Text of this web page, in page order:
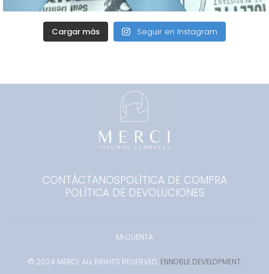
Cargar más Seguir en Instagram
CONTÁCTANOSPOLÍTICA DE COMPRA
POLÍTICA DE DEVOLUCIONES
© 2024 MERCI. ALL RIGHTS RESERVED. ENNOBLE DEVELOPMENT.
MI CUENTA